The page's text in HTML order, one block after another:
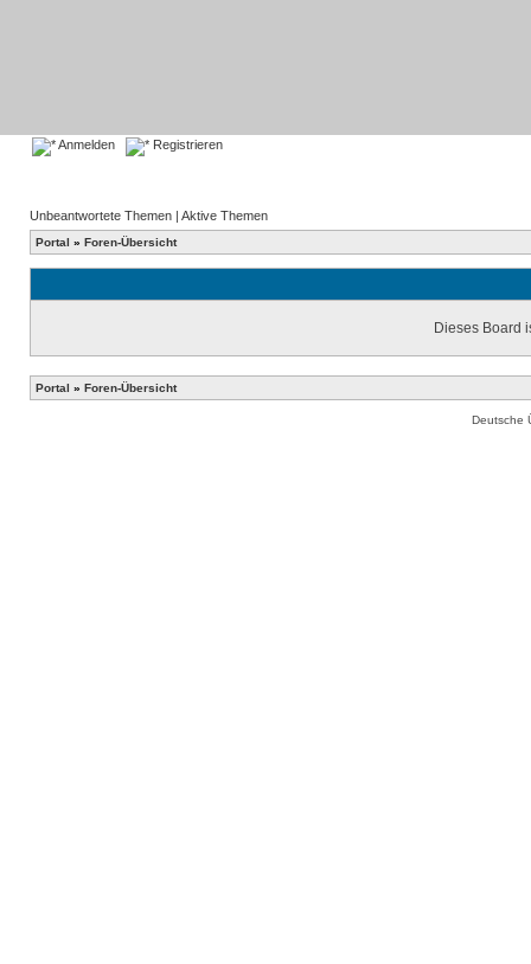
Anmelden Registrieren
Unbeantwortete Themen | Aktive Themen
Portal » Foren-Übersicht
Dieses Board
Portal » Foren-Übersicht
Deutsche